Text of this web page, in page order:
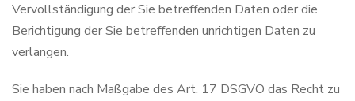
Vervollständigung der Sie betreffenden Daten oder die
Berichtigung der Sie betreffenden unrichtigen Daten zu
verlangen.
Sie haben nach Maßgabe des Art. 17 DSGVO das Recht zu